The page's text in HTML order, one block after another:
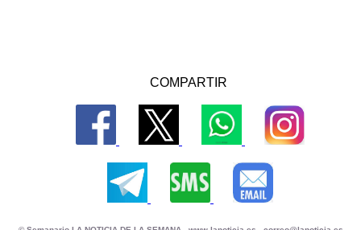
COMPARTIR